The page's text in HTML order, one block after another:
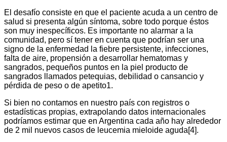
El desafío consiste en que el paciente acuda a un centro de
salud si presenta algún síntoma, sobre todo porque éstos
son muy inespecíficos. Es importante no alarmar a la
comunidad, pero sí tener en cuenta que podrían ser una
signo de la enfermedad la fiebre persistente, infecciones,
falta de aire, propensión a desarrollar hematomas y
sangrados, pequeños puntos en la piel producto de
sangrados llamados petequias, debilidad o cansancio y
pérdida de peso o de apetito1.
Si bien no contamos en nuestro país con registros o
estadísticas propias, extrapolando datos internacionales
podríamos estimar que en Argentina cada año hay alrededor
de 2 mil nuevos casos de leucemia mieloide aguda[4].